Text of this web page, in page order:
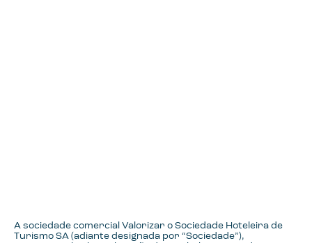
A sociedade comercial Valorizar o Sociedade Hoteleira de
Turismo SA (adiante designada por “Sociedade”),